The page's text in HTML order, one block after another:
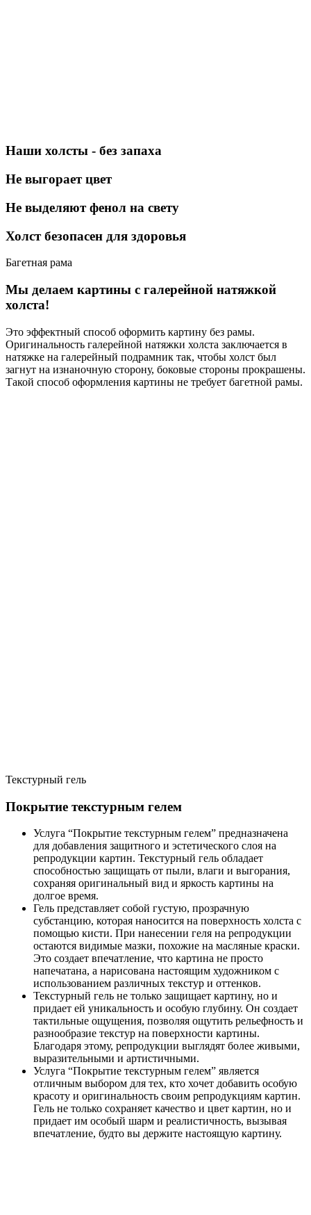
Наши холсты - без запаха
Не выгорает цвет
Не выделяют фенол на свету
Холст безопасен для здоровья
Багетная рама
Мы делаем картины с галерейной натяжкой
холста!
Это эффектный способ оформить картину без рамы.
Оригинальность галерейной натяжки холста заключается в
натяжке на галерейный подрамник так, чтобы холст был
загнут на изнаночную сторону, боковые стороны прокрашены.
Такой способ оформления картины не требует багетной рамы.
Текстурный гель
Покрытие текстурным гелем
Услуга “Покрытие текстурным гелем” предназначена
для добавления защитного и эстетического слоя на
репродукции картин. Текстурный гель обладает
способностью защищать от пыли, влаги и выгорания,
сохраняя оригинальный вид и яркость картины на
долгое время.
Гель представляет собой густую, прозрачную
субстанцию, которая наносится на поверхность холста с
помощью кисти. При нанесении геля на репродукции
остаются видимые мазки, похожие на масляные краски.
Это создает впечатление, что картина не просто
напечатана, а нарисована настоящим художником с
использованием различных текстур и оттенков.
Текстурный гель не только защищает картину, но и
придает ей уникальность и особую глубину. Он создает
тактильные ощущения, позволяя ощутить рельефность и
разнообразие текстур на поверхности картины.
Благодаря этому, репродукции выглядят более живыми,
выразительными и артистичными.
Услуга “Покрытие текстурным гелем” является
отличным выбором для тех, кто хочет добавить особую
красоту и оригинальность своим репродукциям картин.
Гель не только сохраняет качество и цвет картин, но и
придает им особый шарм и реалистичность, вызывая
впечатление, будто вы держите настоящую картину.